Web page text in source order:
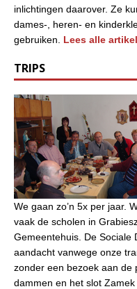
inlichtingen daarover. Ze
dames-, heren- en
gebruiken. Lees alle
TRIPS
We gaan zo’n 5x per jaar.
vaak de scholen in
Gemeentehuis. De Sociale
aandacht vanwege onze
zonder een bezoek aan de
dammen en het slot Zamek